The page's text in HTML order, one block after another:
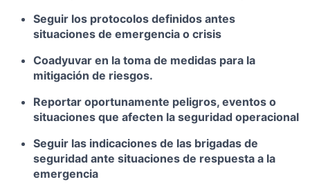
Seguir los protocolos definidos antes
situaciones de emergencia o crisis
Coadyuvar en la toma de medidas para la
mitigación de riesgos.
Reportar oportunamente peligros, eventos o
situaciones que afecten la seguridad operacional
Seguir las indicaciones de las brigadas de
seguridad ante situaciones de respuesta a la
emergencia